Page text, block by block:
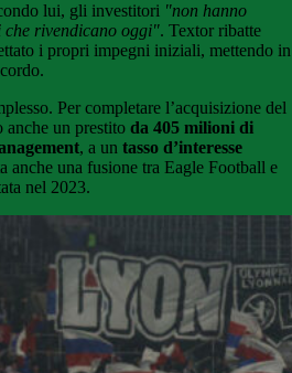
lui, gli investitori "non hanno
rivendicano oggi". Textor ribatte
i propri impegni iniziali, mettendo in
Per completare l’acquisizione del
un prestito da 405 milioni di
, a un tasso d’interesse
anche una fusione tra Eagle Football e
nel 2023.